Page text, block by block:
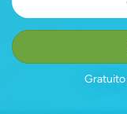
Gratuito